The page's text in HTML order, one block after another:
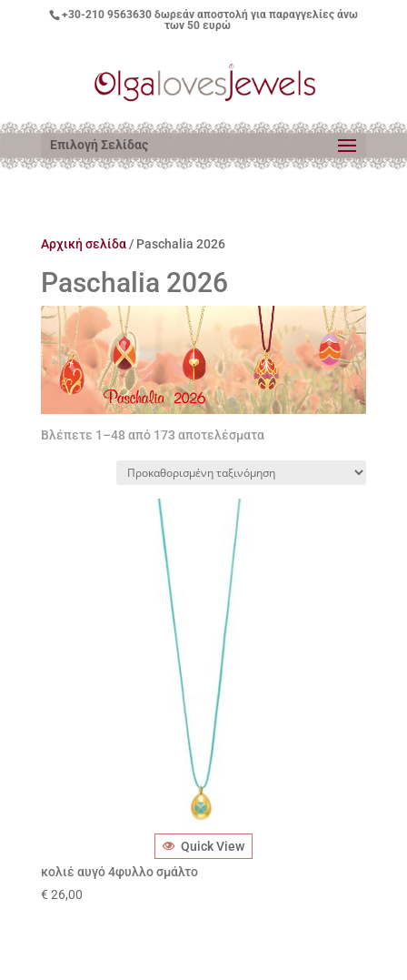
+30-210 9563630δωρεάν αποστολή για παραγγελίες άνω
των 50 ευρώ
Επιλογή Σελίδας
Αρχική σελίδα/ Paschalia 2026
Paschalia 2026
Βλέπετε 1–48 από 173 αποτελέσματα
Quick View
κολιέ αυγό 4φυλλο σμάλτο
€ 26,00